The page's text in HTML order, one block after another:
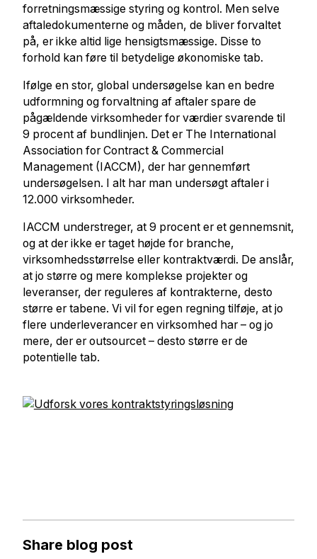
forretningsmæssige styring og kontrol. Men selve
aftaledokumenterne og måden, de bliver forvaltet
på, er ikke altid lige hensigtsmæssige. Disse to
forhold kan føre til betydelige økonomiske tab.
Ifølge en stor, global undersøgelse kan en bedre
udformning og forvaltning af aftaler spare de
pågældende virksomheder for værdier svarende til
9 procent af bundlinjen. Det er The International
Association for Contract & Commercial
Management (IACCM), der har gennemført
undersøgelsen. I alt har man undersøgt aftaler i
12.000 virksomheder.
IACCM understreger, at 9 procent er et gennemsnit,
og at der ikke er taget højde for branche,
virksomhedsstørrelse eller kontraktværdi. De anslår,
at jo større og mere komplekse projekter og
leveranser, der reguleres af kontrakterne, desto
større er tabene. Vi vil for egen regning tilføje, at jo
flere underleverancer en virksomhed har – og jo
mere, der er outsourcet – desto større er de
potentielle tab.
Share blog post